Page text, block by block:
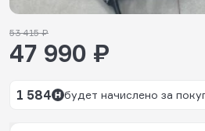
53 415 ₽
47 990 ₽
1 584 будет начислено за